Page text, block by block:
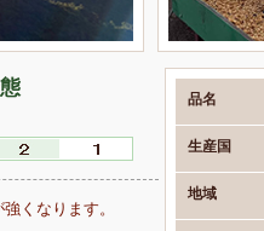
くなります。
品名
生産国
地域